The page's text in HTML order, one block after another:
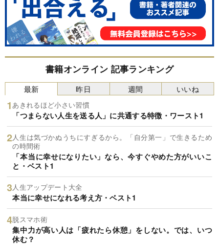
書籍オンライン 記事ランキング
最新
あきれるほど小さい習慣
「つまらない人生を送る人」に共通する特徴・ワースト1
人生は気づかぬうちにすぎるから。「自分第一」で生きるため
の時間術
「本当に幸せになりたい」なら、今すぐやめた方がいいこ
と・ベスト1
人生アップデート大全
本当に幸せになれる考え方・ベスト1
脱スマホ術
集中力が高い人は「疲れたら休憩」をしない。では、いつ
休む？
昨日 週間 いいね